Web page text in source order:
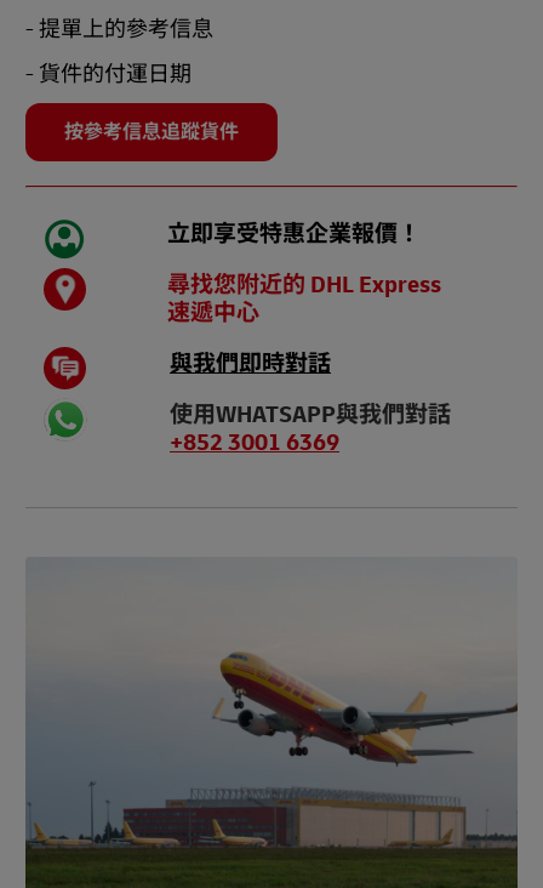
- 提單上的參考信息
- 貨件的付運日期
按參考信息追蹤貨件
立即享受特惠企業報價！
尋找您附近的 DHL Express
速遞中心
與我們即時對話
使用WHATSAPP與我們對話
+852 3001 6369